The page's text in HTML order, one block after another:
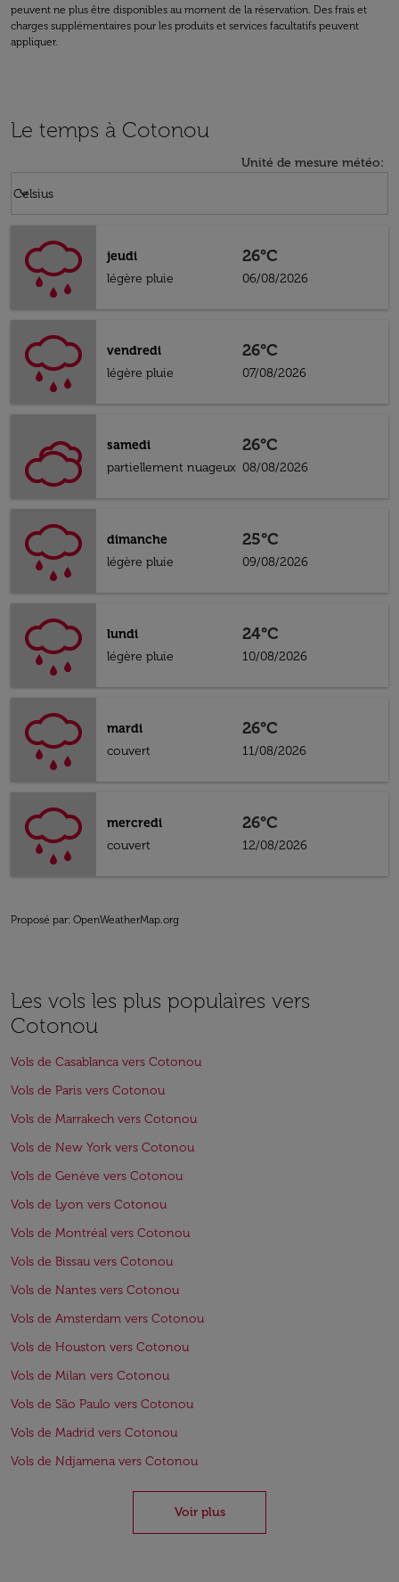
peuvent ne plus être disponibles au moment de la réservation. Des frais et
charges supplémentaires pour les produits et services facultatifs peuvent
appliquer.
Le temps à Cotonou
Unité de mesure météo:
Celsius
keyboard_arrow_down
jeudi
légère pluie
26°C
06/08/2026
vendredi
légère pluie
26°C
07/08/2026
samedi
partiellement nuageux
26°C
08/08/2026
dimanche
légère pluie
25°C
09/08/2026
lundi
légère pluie
24°C
10/08/2026
mardi
couvert
26°C
11/08/2026
mercredi
couvert
26°C
12/08/2026
Proposé par: OpenWeatherMap.org
Les vols les plus populaires vers
Cotonou
Vols de Casablanca vers Cotonou
Vols de Paris vers Cotonou
Vols de Marrakech vers Cotonou
Vols de New York vers Cotonou
Vols de Genève vers Cotonou
Vols de Lyon vers Cotonou
Vols de Montréal vers Cotonou
Vols de Bissau vers Cotonou
Vols de Nantes vers Cotonou
Vols de Amsterdam vers Cotonou
Vols de Houston vers Cotonou
Vols de Milan vers Cotonou
Vols de São Paulo vers Cotonou
Vols de Madrid vers Cotonou
Vols de Ndjamena vers Cotonou
Voir plus